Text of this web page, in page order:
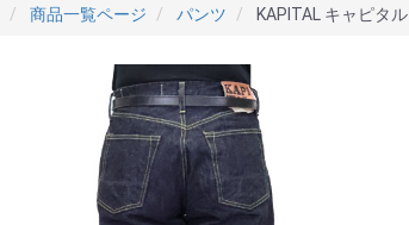
商品一覧ページ パンツ KAPITAL キャピタ